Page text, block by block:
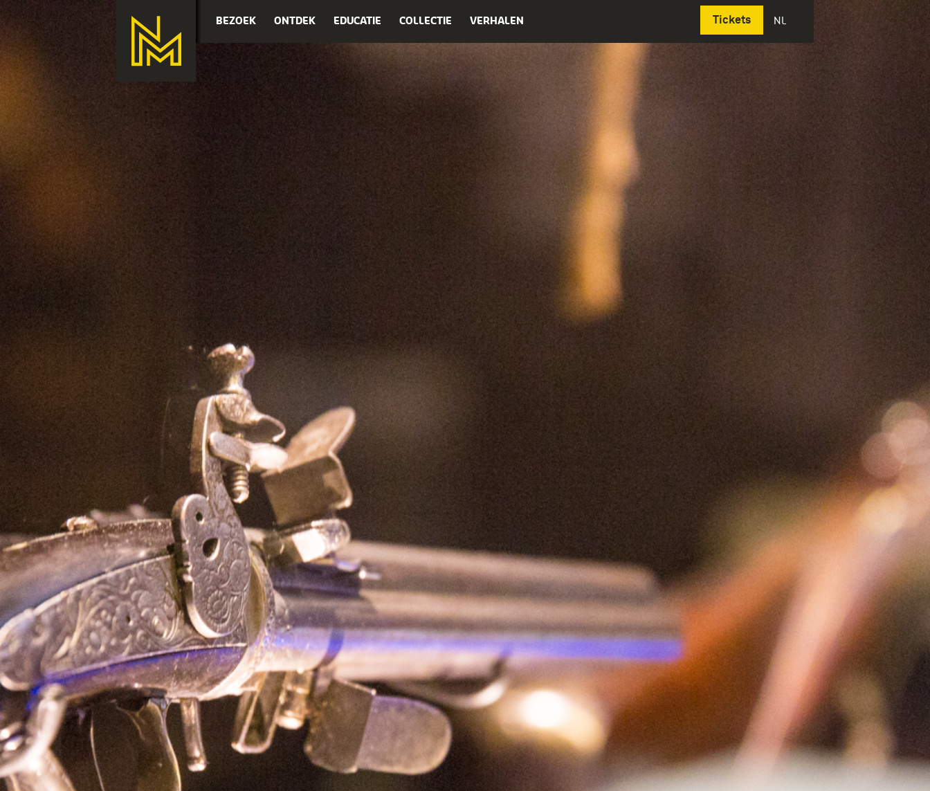
BEZOEK ONTDEK EDUCATIE COLLECTIE VERHALEN Tickets NL
Deutsch